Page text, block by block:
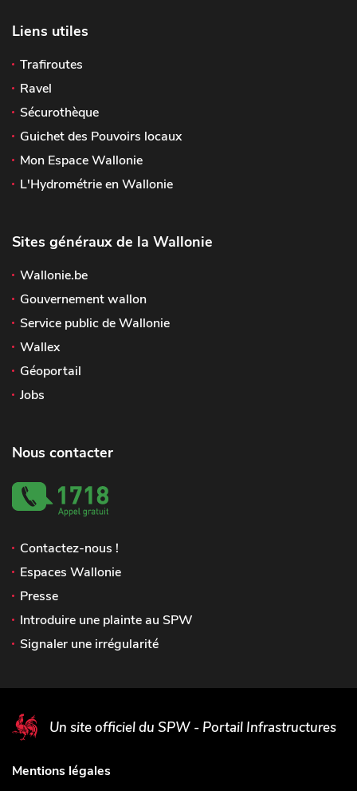
Liens utiles
Trafiroutes
Ravel
Sécurothèque
Guichet des Pouvoirs locaux
Mon Espace Wallonie
L'Hydrométrie en Wallonie
Sites généraux de la Wallonie
Wallonie.be
Gouvernement wallon
Service public de Wallonie
Wallex
Géoportail
Jobs
Nous contacter
Contactez-nous !
Espaces Wallonie
Presse
Introduire une plainte au SPW
Signaler une irrégularité
Un site officiel du SPW - Portail Infrastructures
Mentions légales